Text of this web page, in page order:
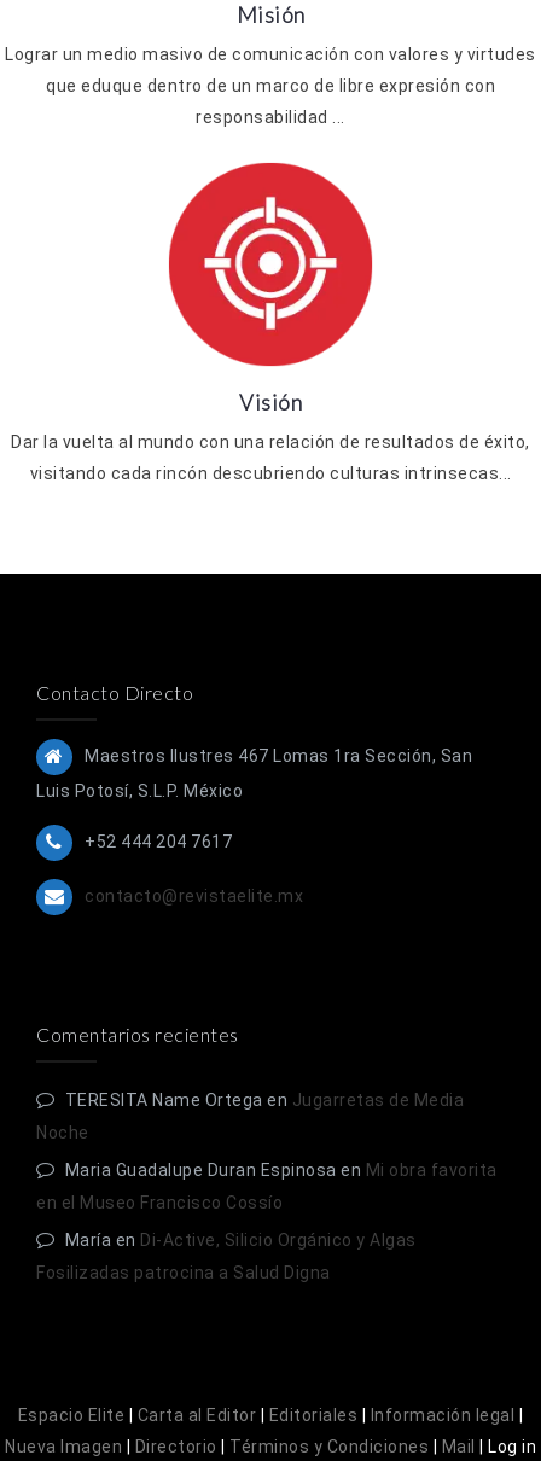
Misión
Lograr un medio masivo de comunicación con valores y virtudes
que eduque dentro de un marco de libre expresión con
responsabilidad ...
Visión
Dar la vuelta al mundo con una relación de resultados de éxito,
visitando cada rincón descubriendo culturas intrinsecas...
Contacto Directo
Maestros Ilustres 467 Lomas 1ra Sección, San
Luis Potosí, S.L.P. México
+52 444 204 7617
contacto@revistaelite.mx
Comentarios recientes
TERESITA Name Ortega en Jugarretas de Media
Noche
Maria Guadalupe Duran Espinosa en Mi obra favorita
en el Museo Francisco Cossío
María en Di-Active, Silicio Orgánico y Algas
Fosilizadas patrocina a Salud Digna
Espacio Elite Carta al Editor Editoriales Información legal
Nueva Imagen
Directorio Términos y Condiciones Mail Log in